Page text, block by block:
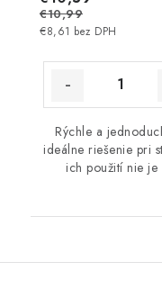
€8,61 bez DPH
€10,99
Rýchle a
ideálne riešenie pri
ich použití nie je